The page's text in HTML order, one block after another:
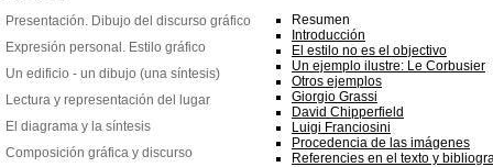
Resumen
Introducción
El estilo no es el objectivo
Un ejemplo ilustre: Le Corbusier
Otros ejemplos
Giorgio Grassi
David Chipperfield
Luigi Franciosini
Procedencia de las imágenes
Referencies en el texto y